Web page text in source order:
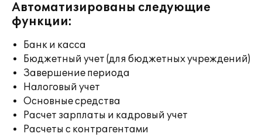
Автоматизированы следующие
функции:
Банк и касса
Бюджетный учет (для бюджетных учреждений)
Завершение периода
Налоговый учет
Основные средства
Расчет зарплаты и кадровый учет
Расчеты с контрагентами